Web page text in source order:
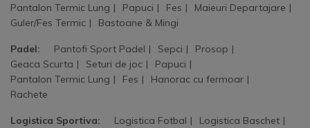
Pantalon Termic Lung
Papuci Fes
Maieuri Departajare
Guler/Fes Termic
Bastoane & Mingi
Padel: Pantofi Sport Padel Sepci
Prosop
Geaca Scurta
Seturi de joc
Papuci
Pantalon Termic Lung
Fes
Hanorac cu fermoar
Rachete
Logistica Sportiva: Logistica Fotbal
Logistica Baschet